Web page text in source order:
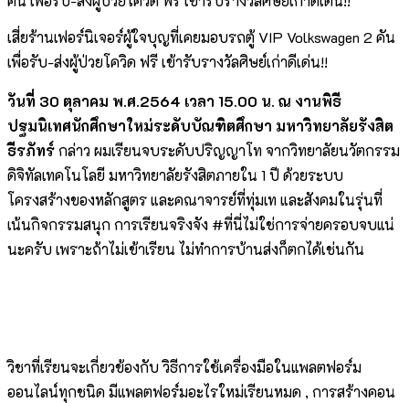
เสี่ยร้านเฟอร์นิเจอร์ผู้ใจบุญที่เคยมอบรถตู้ VIP Volkswagen 2 คัน
เพื่อรับ-ส่งผู้ป่วยโควิด ฟรี เข้ารับรางวัลศิษย์เก่าดีเด่น!!
วันที่ 30 ตุลาคม พ.ศ.2564 เวลา 15.00 น. ณ งานพิธี
ปฐมนิเทศนักศึกษาใหม่ระดับบัณฑิตศึกษา มหาวิทยาลัยรังสิต
ธีรภัทร์กล่าว ผมเรียนจบระดับปริญญาโท จากวิทยาลัยนวัตกรรม
ดิจิทัลเทคโนโลยี มหาวิทยาลัยรังสิตภายใน 1 ปี ด้วยระบบ
โครงสร้างของหลักสูตร และคณาจารย์ที่ทุ่มเท และสังคมในรุ่นที่
เน้นกิจกรรมสนุก การเรียนจริงจัง #ที่นี่ไม่ใช่การจ่ายครอบจบแน่
นะครับ เพราะถ้าไม่เข้าเรียน ไม่ทำการบ้านส่งก็ตกได้เช่นกัน
วิชาที่เรียนจะเกี่ยวข้องกับ วิธีการใช้เครื่องมือในแพลตฟอร์ม
ออนไลน์ทุกชนิด มีแพลตฟอร์มอะไรใหม่เรียนหมด , การสร้างคอน